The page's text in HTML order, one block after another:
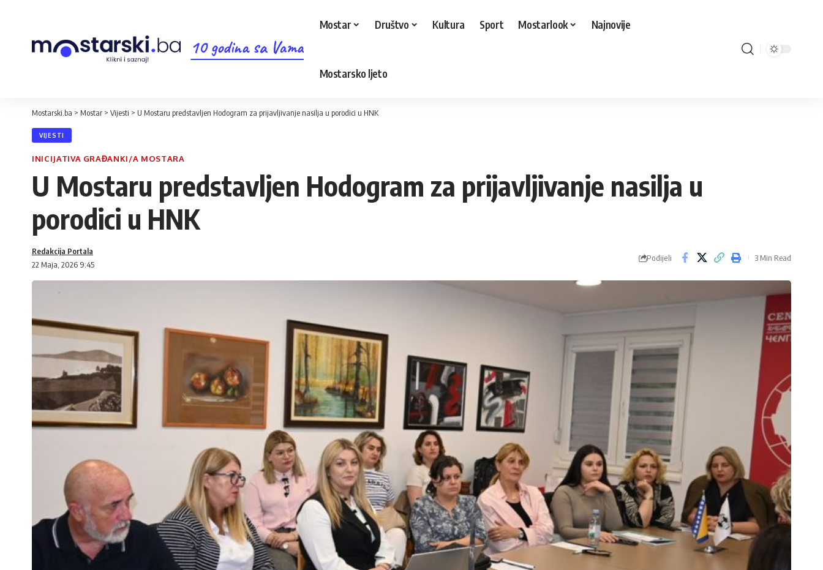
10 godina sa Vama
Mostar Društvo Kultura Sport Mostarlook Najnovije
Mostarsko ljeto
Mostarski.ba > Mostar > Vijesti > U Mostaru predstavljen Hodogram za prijavljivanje nasilja u porodici u HNK
VIJESTI
INICIJATIVA GRAĐANKI/A MOSTARA
U Mostaru predstavljen Hodogram za prijavljivanje nasilja u
porodici u HNK
22 Maja, 2026 9:45
Redakcija Portala
Podijeli 3 Min Read